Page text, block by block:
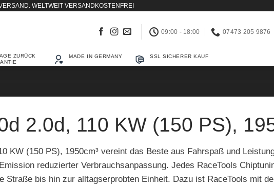
WELTWEIT VERSANDKOSTENFREI
09:00 - 18:00 07473 205 9876
ZURÜCK
MADE IN GERMANY SSL SICHERER KAUF
2.0d, 110 KW (150 PS),
KW (150 PS), 1950cm³ vereint das Beste aus Fahrspaß und
reduzierter Verbrauchsanpassung. Jedes RaceTools
bis hin zur alltagserprobten Einheit. Dazu ist RaceTools mit